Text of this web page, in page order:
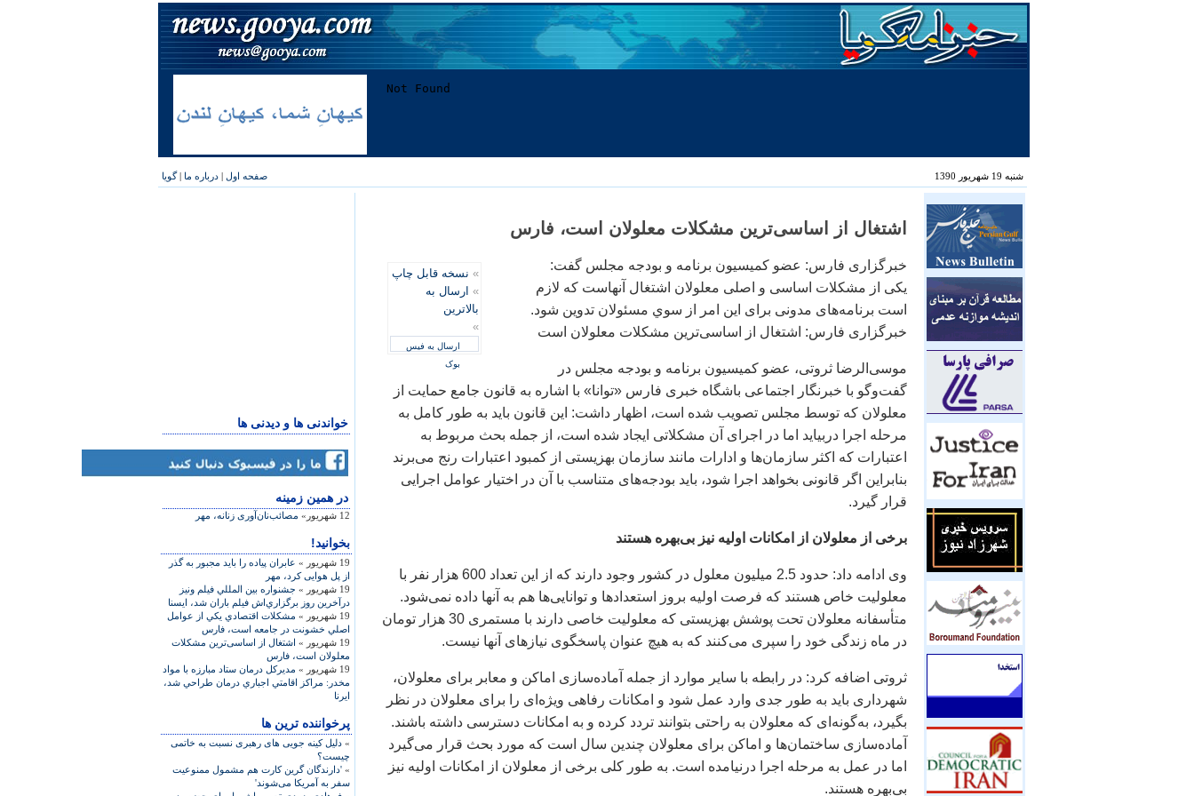
شنبه 19 شهریور 1390 صفحه اول | درباره ما |گویا
خواندنی ها و دیدنی ها
در همين زمينه
12 شهریور» مصائب‌نان‌آوری زنانه، مهر
بخوانید!
19 شهریور »
عابران پیاده را باید مجبور به گذر
از پل هوایی کرد، مهر
19 شهریور »
جشنواره بين المللي فيلم ونيز
درآخرين روز برگزاري‌اش فيلم باران شد، ایسنا
19 شهریور »
مشكلات اقتصادي يكي از عوامل
اصلي خشونت در جامعه است، فارس
19 شهریور »
اشتغال از اساسی‌ترین مشکلات
معلولان است، فارس
19 شهریور »
مديركل درمان ستاد مبارزه با مواد
مخدر: مراكز اقامتي اجباري درمان طراحي شد،
ایرنا
پرخواننده ترین ها
» دلیل کینه جویی های رهبری نسبت به خاتمی
چیست؟
» 'دارندگان گرین کارت هم مشمول ممنوعیت
سفر به آمریکا می‌شوند'
اشتغال از اساسی‌ترین مشکلات معلولان است، فارس
» نسخه قابل چاپ
» ارسال به
بالاترین
»
ارسال به فیس
بوک
خبرگزاری فارس: عضو کمیسیون برنامه و بودجه مجلس گفت:
یکی از مشکلات اساسی و اصلی معلولان اشتغال آنهاست که لازم
است برنامه‌های مدونی برای این امر از سوي مسئولان تدوین شود.
خبرگزاری فارس: اشتغال از اساسی‌ترین مشکلات معلولان است
موسی‌الرضا ثروتی، عضو كميسيون برنامه و بودجه مجلس در
گفت‌وگو با خبرنگار اجتماعی باشگاه خبری فارس «توانا» با اشاره به قانون جامع حمایت از
معلولان که توسط مجلس تصویب شده است، اظهار داشت: این قانون باید به طور کامل به
مرحله اجرا دربیاید اما در اجرای آن مشکلاتی ایجاد شده است، از جمله بحث مربوط به
اعتبارات که اکثر سازمان‌ها و ادارات مانند سازمان بهزیستی از کمبود اعتبارات رنج می‌برند
بنابراین اگر قانونی بخواهد اجرا شود، باید بودجه‌های متناسب با آن در اختیار عوامل اجرایی
قرار گیرد.
برخی از معلولان از امکانات اولیه نیز بی‌بهره هستند
وی ادامه داد: حدود 2.5 میلیون معلول در کشور وجود دارند که از این تعداد 600 هزار نفر با
معلولیت خاص هستند که فرصت اولیه بروز استعدادها و توانایی‌ها هم به آنها داده نمی‌شود.
متأسفانه معلولان تحت پوشش بهزیستی که معلولیت خاصی دارند با مستمری 30 هزار تومان
در ماه زندگی خود را سپری می‌کنند که به هیچ عنوان پاسخگوی نیازهای آنها نیست.
ثروتی اضافه کرد: در رابطه با سایر موارد از جمله آماده‌سازی اماکن و معابر برای معلولان،
شهرداری باید به طور جدی وارد عمل شود و امکانات رفاهی ویژه‌ای را برای معلولان در نظر
بگیرد، به‌گونه‌ای که معلولان به راحتی بتوانند تردد کرده و به امکانات دسترسی داشته باشند.
آماده‌سازی ساختمان‌ها و اماکن برای معلولان چندین سال است که مورد بحث قرار می‌گیرد
اما در عمل به مرحله اجرا درنیامده است. به طور کلی برخی از معلولان از امکانات اولیه نیز
بی‌بهره هستند.